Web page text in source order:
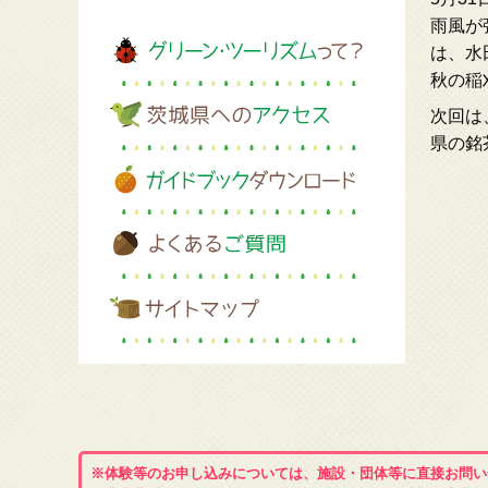
雨風が
は、水
秋の稲
次回は
県の銘
※体験等のお申し込みについては、施設・団体等に直接お問